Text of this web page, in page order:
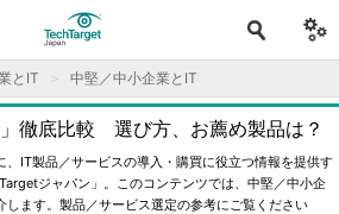
とIT 中堅／中小企業とIT
」徹底比較 選び方、お薦め製品は？
、IT製品／サービスの導入・購買に役立つ情報を提供す
ジャパン」。このコンテンツでは、中堅／中小企
ます。製品／サービス選定の参考にご覧ください